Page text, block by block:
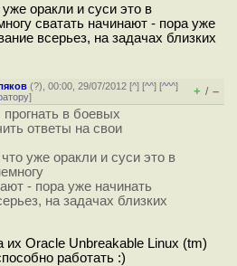
оракли и суси это в
сватать начинают - пора уже
всерьез, на задачах близких
(?), 00:00, 29/07/2012 [^] [^^] [^^^]
] + / –
в боевых
ответы на свои
уже оракли и суси это в
- пора уже начинать
на задачах близких
их Oracle Unbreakable Linux (tm)
работать :)